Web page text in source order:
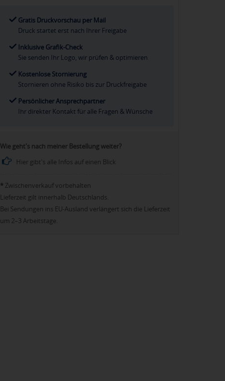
Gratis Druckvorschau per Mail
Druck startet erst nach Ihrer Freigabe
Inklusive Grafik-Check
Sie senden Ihr Logo, wir prüfen & optimieren
Kostenlose Stornierung
Stornieren ohne Risiko bis zur Druckfreigabe
Persönlicher Ansprechpartner
Ihr direkter Kontakt für alle Fragen & Wünsche
Wie geht's nach meiner Bestellung weiter?
Hier gibt's alle Infos auf einen Blick
* Zwischenverkauf vorbehalten
Lieferzeit gilt innerhalb Deutschlands.
Bei Sendungen ins EU-Ausland verlängert sich die Lieferzeit
um 2–3 Arbeitstage.